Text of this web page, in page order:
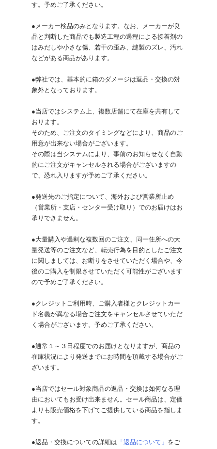
す。予めご了承ください。
●メーカー検品のみとなります。なお、メーカーが良
品と判断した商品でも製造工程の過程による接着剤の
はみだしや小さな傷、若干の歪み、縫製のズレ、汚れ
などがある商品があります。
●弊社では、基本的に箱のダメージは返品・交換の対
象外となっております。
●当店ではシステム上、複数店舗にて在庫を共有して
おります。
そのため、ご注文のタイミングなどにより、商品のご
用意が出来ない場合がございます。
その際は当システムにより、事前のお知らせなく自動
的にご注文がキャンセルされる場合がございますの
で、恐れ入りますが予めご了承ください。
●発送先のご指定について、海外および営業所止め
（営業所・支店・センター受け取り）でのお届けはお
承りできません。
●大量購入や過剰な複数回のご注文、同一住所への大
量発送等のご注文など、転売行為を目的としたご注文
に関しましては、お断りをさせていただく場合や、今
後のご購入を制限させていただく可能性がございます
ので予めご了承ください。
●クレジットご利用時、ご購入者様とクレジットカー
ド名義が異なる場合ご注文をキャンセルさせていただ
く場合がございます。予めご了承ください。
●通常１～３日程度でのお届けとなりますが、商品の
在庫状況により発送までにお時間を頂戴する場合がご
ざいます。
●当店ではセール対象商品の返品・交換は如何なる理
由においてもお受け出来ません。セール商品は、定価
よりも販売価格を下げてご提供している商品を指しま
す。
●返品・交換についての詳細は 「返品について」 をご